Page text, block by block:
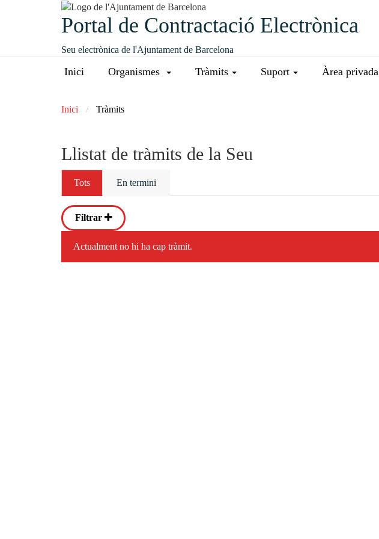
Portal de Contractació Electrònica
Seu electrònica de l'Ajuntament de Barcelona
Inici Organismes Tràmits Suport Àrea privada
Inici Tràmits
Llistat de tràmits de la Seu
Tots En termini
Filtrar
Actualment no hi ha cap tràmit.